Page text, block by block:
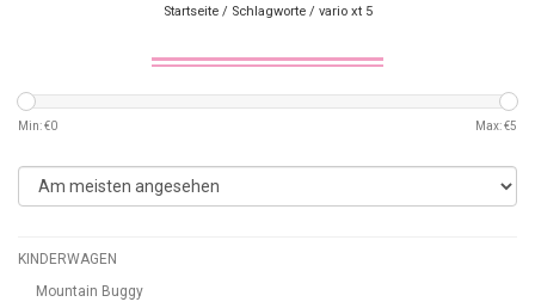
Startseite/ Schlagworte/ vario xt 5
Min: €0 Max: €5
KINDERWAGEN
Mountain Buggy